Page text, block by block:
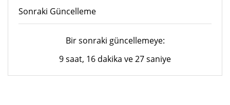
Sonraki Güncelleme
Bir sonraki güncellemeye:
9 saat, 16 dakika ve 27 saniye